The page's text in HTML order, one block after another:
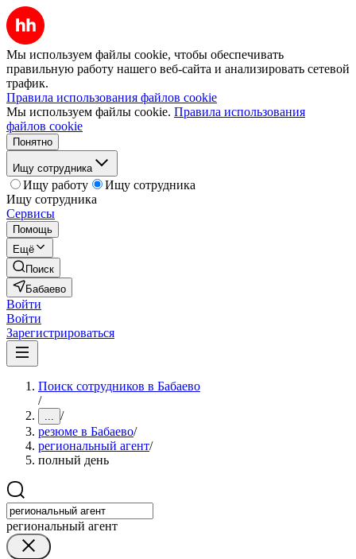
Мы используем файлы cookie, чтобы обеспечивать
правильную работу нашего веб-сайта и анализировать сетевой
трафик.
Правила использования файлов cookie
Мы используем файлы cookie. Правила использования
файлов cookie
Понятно
Ищу сотрудника
Ищу работу
Ищу сотрудника
Ищу сотрудника
Сервисы
Помощь
Ещё
Поиск
Бабаево
Войти
Войти
Зарегистрироваться
Поиск сотрудников в Бабаево
/
... /
резюме в Бабаево/
региональный агент/
полный день
региональный агент